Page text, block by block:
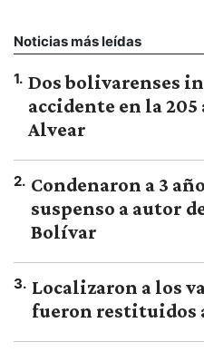
Noticias más leídas
1. Dos bolivarenses
accidente en la
Alvear
2. Condenaron a 3
suspenso a autor
Bolívar
3. Localizaron a los
fueron restituidos